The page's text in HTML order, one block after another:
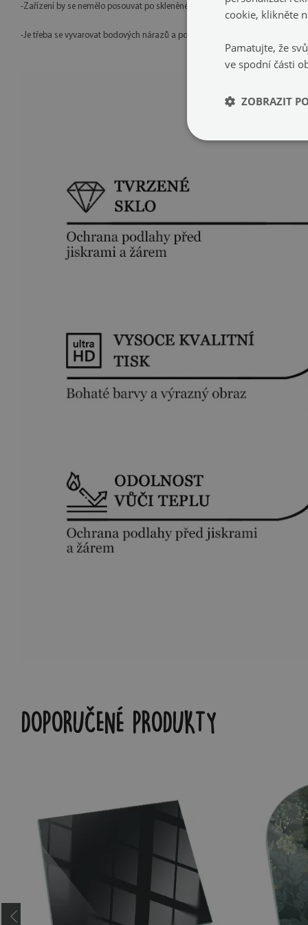
-Zařízení by se nemělo posouvat po skleněném povrchu — v případě potřeby
-Je třeba se vyvarovat bodových nárazů a pokládání těžkých předmětů na
DOPORUČENÉ PRODUKTY
cookie, klikněte
Pamatujte, že
ve spodní části
ZOBRAZIT